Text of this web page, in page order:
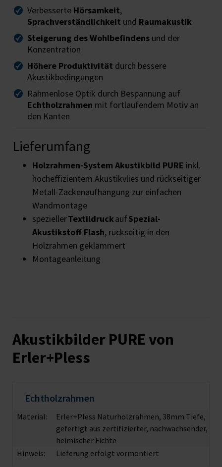
Verbesserte Hörsamkeit,
Sprachverständlichkeit und Raumakustik
Steigerung des Wohlbefindens und der
Konzentration
Höhere Produktivität durch bessere
Akustikbedingungen
Rahmenlose Optik durch Bespannung auf
Echtholzrahmen mit fortlaufendem Motiv an
den Kanten
Lieferumfang
Holzrahmen-System Akustikbild PURE inkl.
hocheffizientem Akustikvlies und rückseitiger
Metall-Zackenaufhängung zur einfachen
Wandmontage
speziellerTextildruckaufSpezial-
Akustikstoff Flash, rückseitig in den
Holzrahmen geklammert
Montageanleitung
Akustikbilder PURE von
Erler+Pless
Echtholzrahmen
Material:
Erler+Pless Naturholzrahmen, 38mm Tiefe,
gefertigt aus zertifizierter, nachwachsender,
heimischer Fichte
Hinweis:
Lieferung erfolgt vormontiert